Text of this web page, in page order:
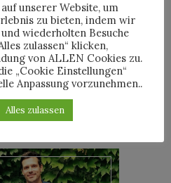
AKA
IM INTERVIEW
unserer Website, um
zu bieten, indem wir
wiederholten Besuche
zulassen“ klicken,
von ALLEN Cookies zu.
„Cookie Einstellungen“
Anpassung vorzunehmen..
Alles zulassen